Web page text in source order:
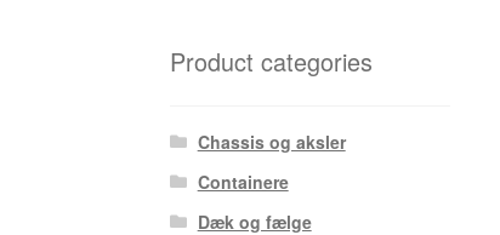
Product categories
Chassis og aksler
Containere
Dæk og fælge